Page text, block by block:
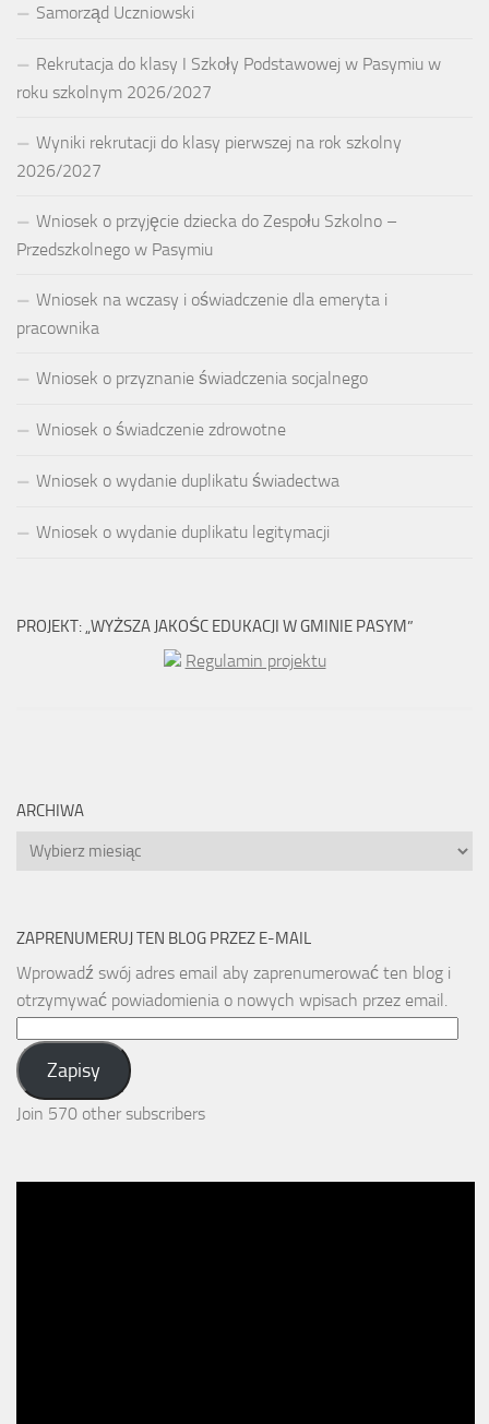
Samorząd Uczniowski
Rekrutacja do klasy I Szkoły Podstawowej w Pasymiu w
roku szkolnym 2026/2027
Wyniki rekrutacji do klasy pierwszej na rok szkolny
2026/2027
Wniosek o przyjęcie dziecka do Zespołu Szkolno –
Przedszkolnego w Pasymiu
Wniosek na wczasy i oświadczenie dla emeryta i
pracownika
Wniosek o przyznanie świadczenia socjalnego
Wniosek o świadczenie zdrowotne
Wniosek o wydanie duplikatu świadectwa
Wniosek o wydanie duplikatu legitymacji
PROJEKT: „WYŻSZA JAKOŚC EDUKACJI W GMINIE PASYM”
Regulamin projektu
ARCHIWA
Archiwa
ZAPRENUMERUJ TEN BLOG PRZEZ E-MAIL
Wprowadź swój adres email aby zaprenumerować ten blog i
otrzymywać powiadomienia o nowych wpisach przez email.
Address:
Zapisy
Join 570 other subscribers